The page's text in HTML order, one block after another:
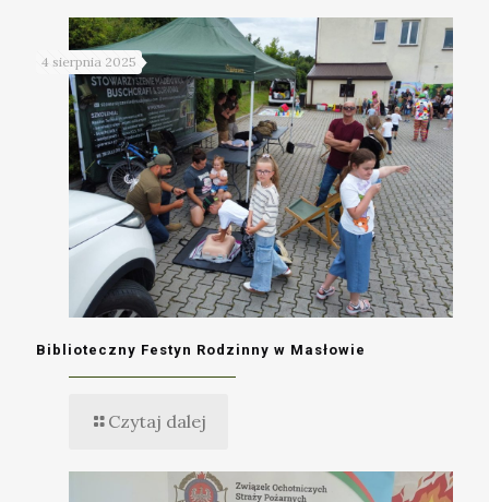
4 sierpnia 2025
Biblioteczny Festyn Rodzinny w Masłowie
Czytaj dalej